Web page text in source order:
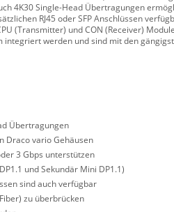
4K30 Single-Head Übertragungen
RJ45 oder SFP Anschlüssen
(Transmitter) und CON (Receiver)
werden und sind mit den
Übertragungen
Draco vario Gehäusen
3 Gbps unterstützen
und Sekundär Mini DP1.1)
sind auch verfügbar
zu überbrücken